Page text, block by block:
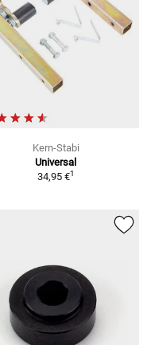
Kern-Stabi
Universal
34,95 €1